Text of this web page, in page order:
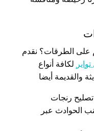
على الطرقات؟ نقدم
لكافة أنواع
والقديمة أيضا
تصليح رنجات
الحوادث عبر